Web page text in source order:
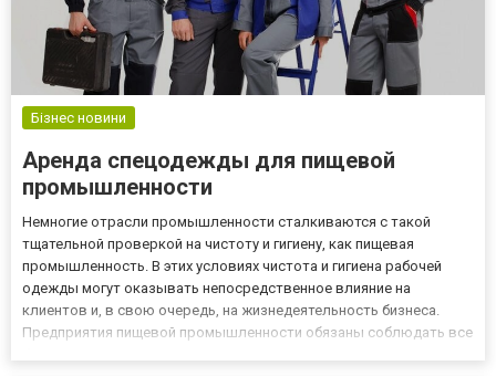
Бізнес новини
Аренда спецодежды для пищевой
промышленности
Немногие отрасли промышленности сталкиваются с такой
тщательной проверкой на чистоту и гигиену, как пищевая
промышленность. В этих условиях чистота и гигиена рабочей
одежды могут оказывать непосредственное влияние на
клиентов и, в свою очередь, на жизнедеятельность бизнеса.
Предприятия пищевой промышленности обязаны соблюдать все